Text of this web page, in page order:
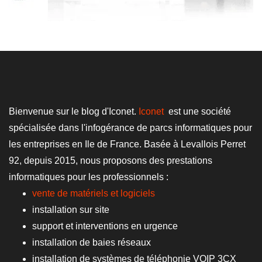
Bienvenue sur le blog d'Iconet. Iconet est une société
spécialisée dans l'infogérance de parcs informatiques pour
les entreprises en Ile de France. Basée à Levallois Perret
92, depuis 2015, nous proposons des prestations
informatiques pour les professionnels :
vente de matériels et logiciels
installation sur site
support et interventions en urgence
installation de baies réseaux
installation de systèmes de téléphonie VOIP 3CX